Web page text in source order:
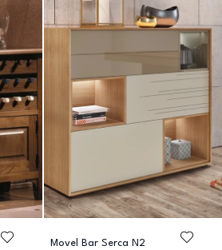
Movel Bar Serca N2